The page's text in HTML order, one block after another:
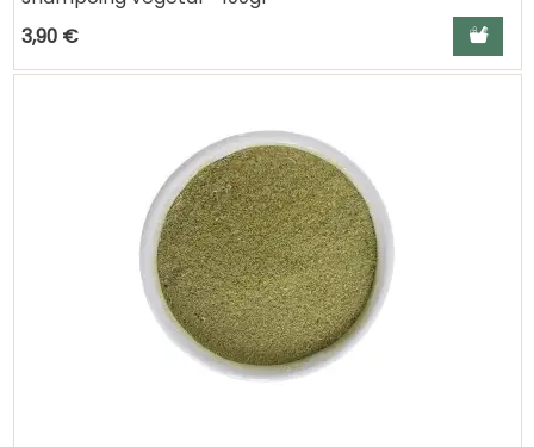
3,90 €
Ajouter